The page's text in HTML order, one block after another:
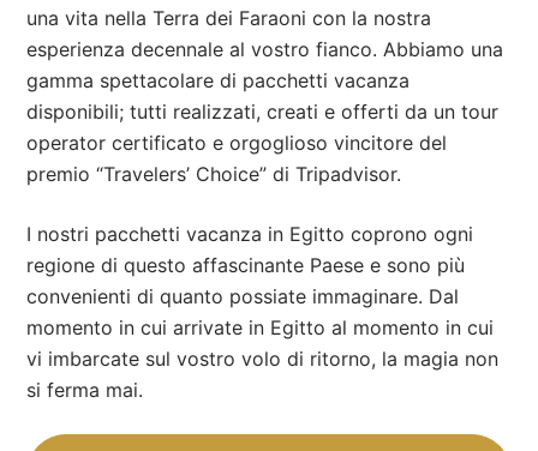
una vita nella Terra dei Faraoni con la nostra
esperienza decennale al vostro fianco. Abbiamo una
gamma spettacolare di pacchetti vacanza
disponibili; tutti realizzati, creati e offerti da un tour
operator certificato e orgoglioso vincitore del
premio “Travelers’ Choice” di Tripadvisor.
I nostri pacchetti vacanza in Egitto coprono ogni
regione di questo affascinante Paese e sono più
convenienti di quanto possiate immaginare. Dal
momento in cui arrivate in Egitto al momento in cui
vi imbarcate sul vostro volo di ritorno, la magia non
si ferma mai.